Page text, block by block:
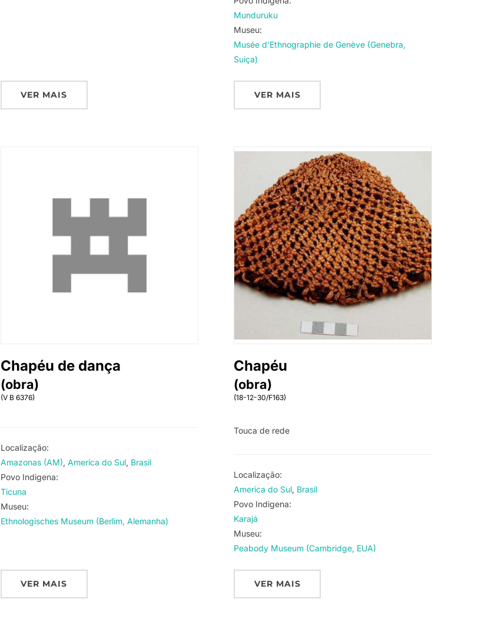
VER MAIS
Munduruku
Museu:
Musée d’Ethnographie de Genève (Genebra,
Suiça)
VER MAIS
Chapéu de dança
(obra)
(V B 6376)
Localização:
Amazonas (AM) America do Sul Brasil
Povo Indigena:
Ticuna
Museu:
Ethnologisches Museum (Berlim, Alemanha)
VER MAIS
Chapéu
(obra)
(18-12-30/F163)
Touca de rede
Localização:
America do Sul Brasil
Povo Indigena:
Karajá
Museu:
Peabody Museum (Cambridge, EUA)
VER MAIS